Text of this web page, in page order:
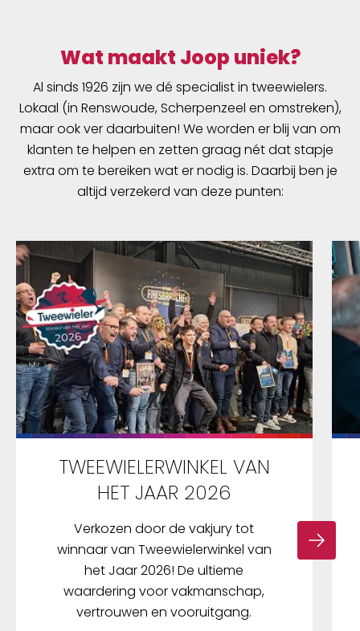
Wat maakt Joop uniek?
Al sinds 1926 zijn we dé specialist in tweewielers.
Lokaal (in Renswoude, Scherpenzeel en omstreken),
maar ook ver daarbuiten! We worden er blij van om
klanten te helpen en zetten graag nét dat stapje
extra om te bereiken wat er nodig is. Daarbij ben je
altijd verzekerd van deze punten:
TWEEWIELERWINKEL VAN
HET JAAR 2026
Verkozen door de vakjury tot
winnaar van Tweewielerwinkel van
het Jaar 2026! De ultieme
waardering voor vakmanschap,
vertrouwen en vooruitgang.